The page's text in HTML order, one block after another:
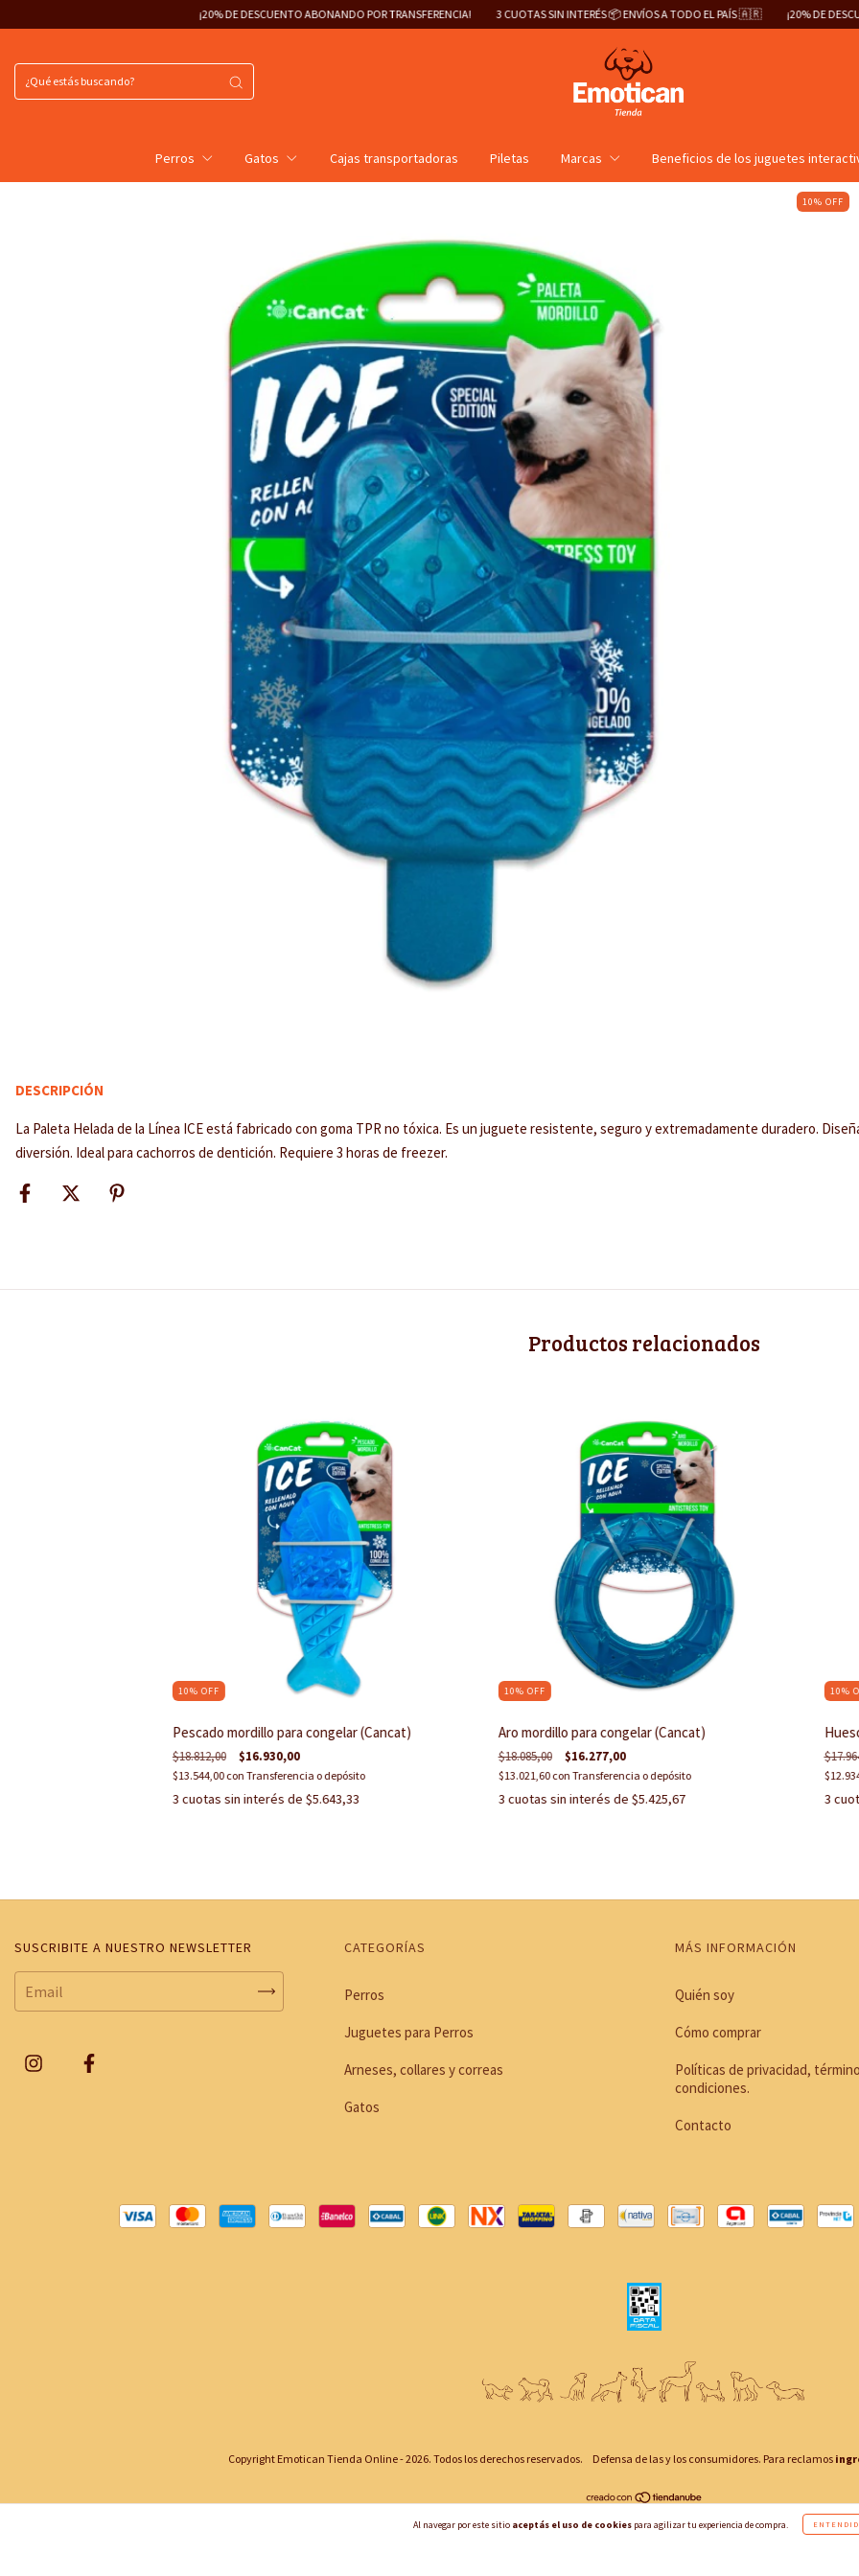
¡20% DE DESCUENTO ABONANDO POR TRANSFERENCIA! 3 CUOTAS SIN INTERÉS 📦 ENVÍOS A TODO EL PAÍS 🇦🇷 ¡20% DE DESCUENTO
Perros Gatos Cajas transportadoras Piletas Marcas Beneficios de los juguetes
Al navegar por este sitio aceptás el uso de cookies para agilizar tu experiencia de compra.
10% OFF
DESCRIPCIÓN
La Paleta Helada de la Línea ICE está fabricado con goma TPR no tóxica. Es un juguete resistente, seguro y extremadamente duradero.
diversión. Ideal para cachorros de dentición. Requiere 3 horas de freezer.
Productos relacionados
10% OFF
Pescado mordillo para congelar (Cancat)
$18.812,00 $16.930,00
$13.544,00con Transferencia o depósito
3 cuotas sin interés de $5.643,33
10% OFF
Aro mordillo para congelar (Cancat)
$18.085,00 $16.277,00
$13.021,60con Transferencia o depósito
3 cuotas sin interés de $5.425,67
10%
3
SUSCRIBITE A NUESTRO NEWSLETTER CATEGORÍAS
Perros
Juguetes para Perros
Arneses, collares y correas
Gatos
MÁS INFORMACIÓN
Quién soy
Cómo comprar
Políticas de privacidad,
condiciones.
Contacto
Copyright Emotican Tienda Online - 2026. Todos los derechos reservados. Defensa de las y los consumidores. Para reclamos